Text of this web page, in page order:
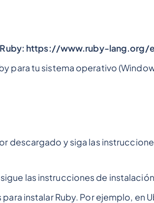
Ruby: https://www.ruby-
para tu sistema operativo
descargado y siga las
las instrucciones de
instalar Ruby. Por ejemplo, en